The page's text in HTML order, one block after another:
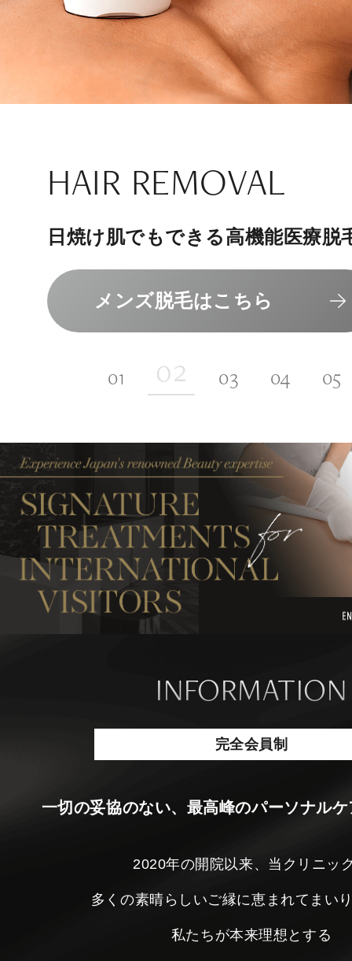
上質な美容医療サービスを提供し
人気メニューはこちら
HAIR REMOVAL
日焼け肌でもできる高機能医療脱
メンズ脱毛はこちら
組めるスキンケアトライアル
スキンケアトライアルはこ
PHILOSOPHY
“男性”特化の美容
コンセプトはこちら
内側から若々しく健康な身体へ
エクソソーム療法はこちら
NAD+点滴はこちら
INVITATION
メンバーシップを、最高のギフト
メンバーシップのご案内
INFORMATION
完全会員制
一切の妥協のない、最高峰のパーソナル
2020年の開院以来、当クリニッ
多くの素晴らしいご縁に恵まれてまい
私たちが本来理想とする